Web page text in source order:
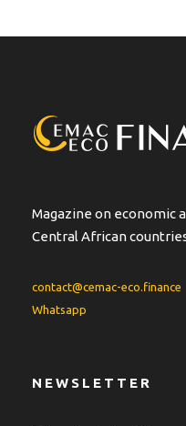
Magazine on economic
Central African
contact@cemac-eco.finance
Whatsapp
NEWSLETTER